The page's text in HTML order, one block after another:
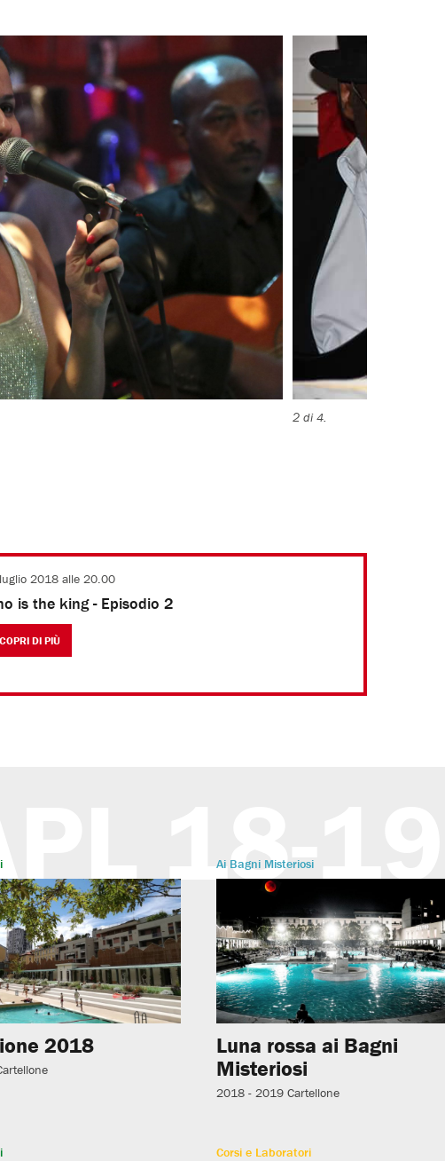
2 di 4.
2018 alle 20.00
is the king - Episodio 2
DI PIÙ
18-19
2018
Ai Bagni Misteriosi
Luna rossa ai Bagni
Misteriosi
2018 - 2019 Cartellone
Corsi e Laboratori